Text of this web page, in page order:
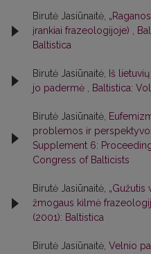
Birutė Jasiūnaitė,
įrankiai frazeologijoje)
Baltistica
Birutė Jasiūnaitė, Iš
jo padermė
Baltistica:
Birutė Jasiūnaitė,
problemos ir
Supplement 6:
Congress of Balticists
Birutė Jasiūnaitė, „Gužutis
žmogaus kilmė
(2001): Baltistica
Birutė Jasiūnaitė, Velnio